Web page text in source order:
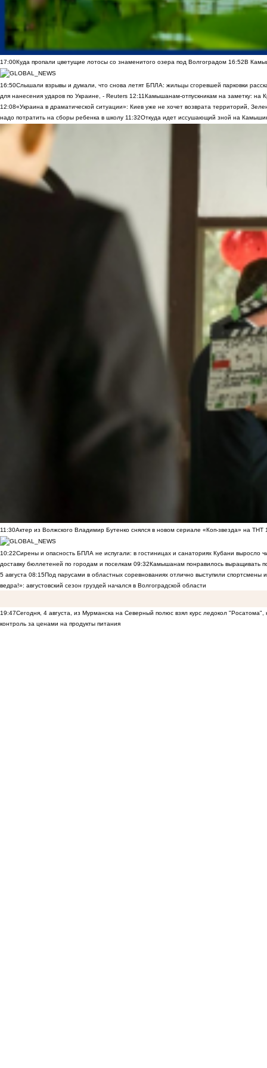
17:00Куда пропали цветущие лотосы со знаменитого озера под Волгоградом 16:52В
16:50Слышали взрывы и думали, что снова летят БПЛА: жильцы сгоревшей парковки
для нанесения ударов по Украине, - Reuters 12:11Камышанам-отпускникам на заметку: на
12:08«Украина в драматической ситуации»: Киев уже не хочет возврата территорий,
надо потратить на сборы ребенка в школу 11:32Откуда идет иссушающий зной на
11:30Актер из Волжского Владимир Бутенко снялся в новом сериале «Коп-звезда» на ТНТ
10:22Сирены и опасность БПЛА не испугали: в гостиницах и санаториях Кубани выросло
доставку бюллетеней по городам и поселкам 09:32Камышанам понравилось выращивать
5 августа 08:15Под парусами в областных соревнованиях отлично выступили спортсмены
ведра!»: августовский сезон груздей начался в Волгоградской области
19:47Сегодня, 4 августа, из Мурманска на Северный полюс взял курс ледокол
контроль за ценами на продукты питания